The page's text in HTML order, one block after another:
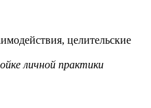
целительские
личной практики